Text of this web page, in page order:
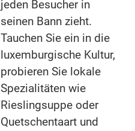
jeden Besucher in
seinen Bann zieht.
Tauchen Sie ein in die
luxemburgische Kultur,
probieren Sie lokale
Spezialitäten wie
Rieslingsuppe oder
Quetschentaart und